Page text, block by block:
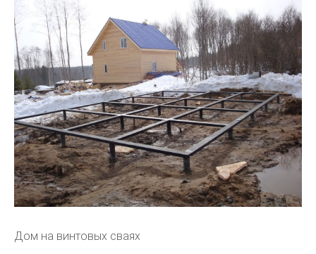
Дом на винтовых сваях